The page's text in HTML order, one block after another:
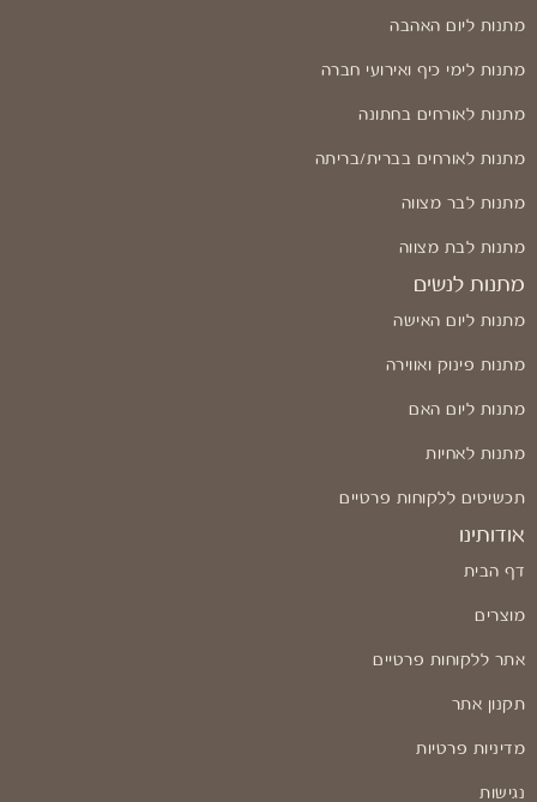
מתנות ליום האהבה
מתנות לימי כיף ואירועי חברה
מתנות לאורחים בחתונה
מתנות לאורחים בברית/בריתה
מתנות לבר מצווה
מתנות לבת מצווה
מתנות לנשים
מתנות ליום האישה
מתנות פינוק ואווירה
מתנות ליום האם
מתנות לאחיות
תכשיטים ללקוחות פרטיים
אודותינו
דף הבית
מוצרים
אתר ללקוחות פרטיים
תקנון אתר
מדיניות פרטיות
נגישות